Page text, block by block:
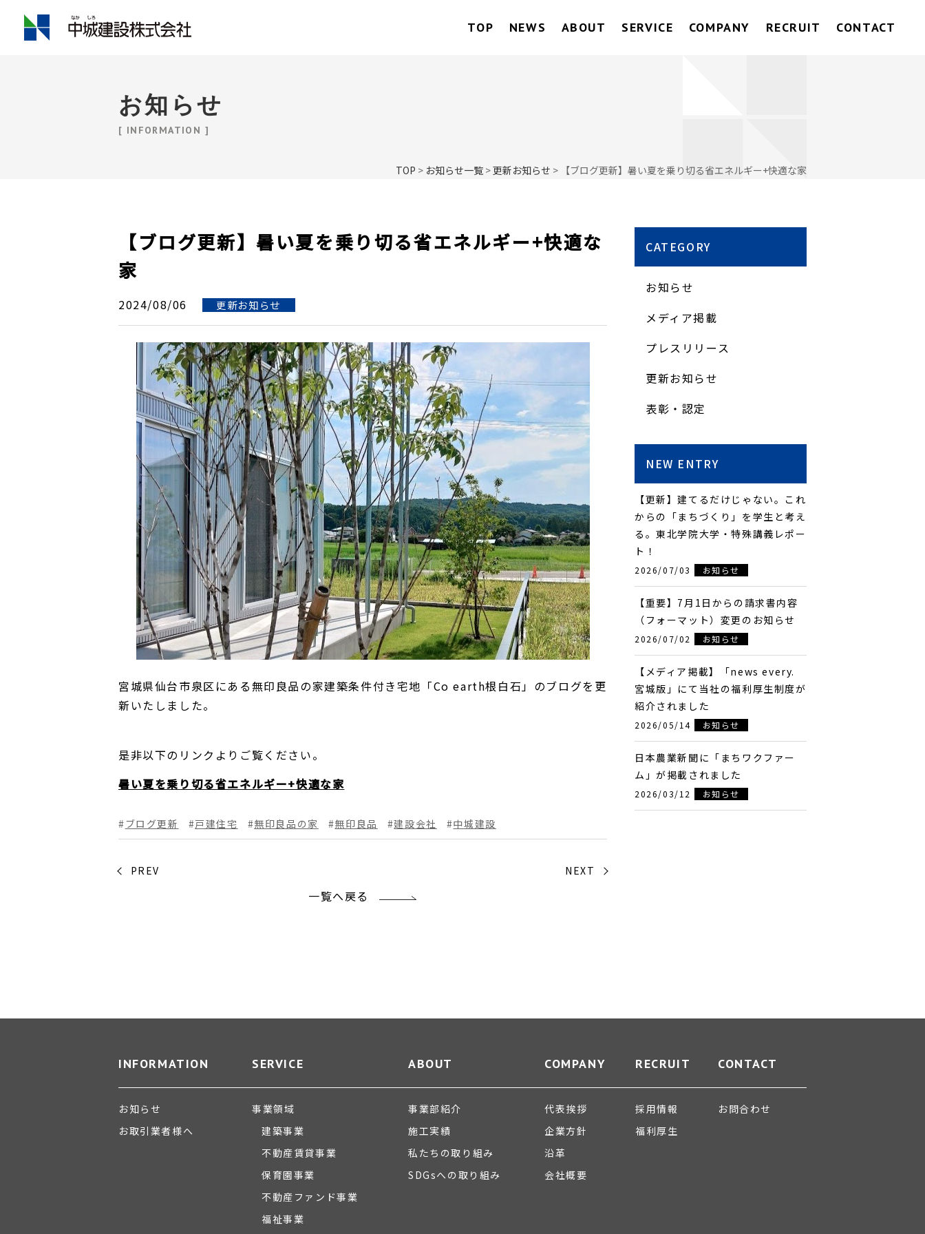
TOP NEWS ABOUT SERVICE COMPANY RECRUIT CONTACT
お知らせ
[ INFORMATION ]
TOP > お知らせ一覧 >更新お知らせ > 【ブログ更新】暑い夏を乗り切る省エネルギー+快適な家
【ブログ更新】暑い夏を乗り切る省エネルギー+快適な
家
2024/08/06 更新お知らせ
宮城県仙台市泉区にある無印良品の家建築条件付き宅地「Co earth根白石」のブログを更
新いたしました。
是非以下のリンクよりご覧ください。
暑い夏を乗り切る省エネルギー+快適な家
ブログ更新 戸建住宅 無印良品の家 無印良品 建設会社 中城建設
PREV NEXT
一覧へ戻る
CATEGORY
お知らせ
メディア掲載
プレスリリース
更新お知らせ
表彰・認定
NEW ENTRY
【更新】建てるだけじゃない。これ
からの「まちづくり」を学生と考え
る。東北学院大学・特殊講義レポー
ト！
2026/07/03 お知らせ
【重要】7月1日からの請求書内容
（フォーマット）変更のお知らせ
2026/07/02 お知らせ
【メディア掲載】「news every.
宮城版」にて当社の福利厚生制度が
紹介されました
2026/05/14 お知らせ
日本農業新聞に「まちワクファー
ム」が掲載されました
2026/03/12 お知らせ
INFORMATION
お知らせ
お取引業者様へ
SERVICE
事業領域
建築事業
不動産賃貸事業
保育園事業
不動産ファンド事業
福祉事業
ABOUT
事業部紹介
施工実績
私たちの取り組み
SDGsへの取り組み
COMPANY
代表挨拶
企業方針
沿革
会社概要
RECRUIT
採用情報
福利厚生
CONTACT
お問合わせ